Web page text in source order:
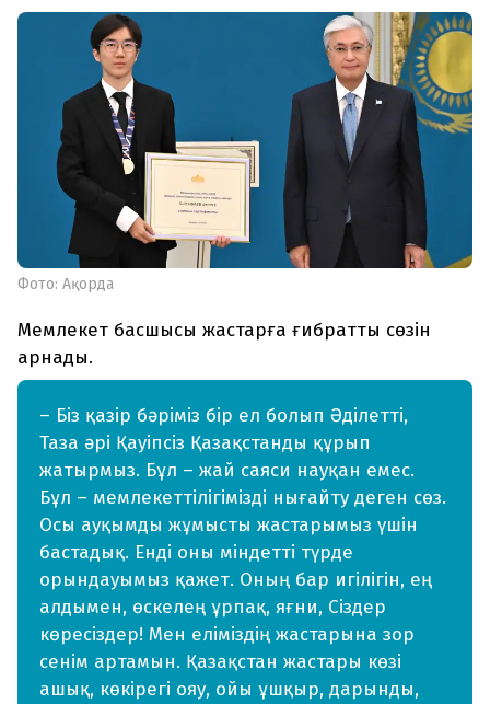
Фото: Ақорда
Мемлекет басшысы жастарға ғибратты сөзін
арнады.
– Біз қазір бәріміз бір ел болып Әділетті,
Таза әрі Қауіпсіз Қазақстанды құрып
жатырмыз. Бұл – жай саяси науқан емес.
Бұл – мемлекеттілігімізді нығайту деген сөз.
Осы ауқымды жұмысты жастарымыз үшін
бастадық. Енді оны міндетті түрде
орындауымыз қажет. Оның бар игілігін, ең
алдымен, өскелең ұрпақ, яғни, Сіздер
көресіздер! Мен еліміздің жастарына зор
сенім артамын. Қазақстан жастары көзі
ашық, көкірегі ояу, ойы ұшқыр, дарынды,